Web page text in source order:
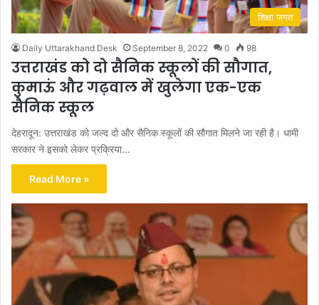
शिक्षा जगत
Daily Uttarakhand Desk September 8, 2022 0 98
उत्तराखंड को दो सैनिक स्कूलों की सौगात,
कुमाऊं और गढ़वाल में खुलेगा एक-एक
सैनिक स्कूल
देहरादून: उत्तराखंड को जल्द दो और सैनिक स्कूलों की सौगात मिलने जा रही है। धामी
सरकार ने इसको लेकर प्रक्रिया…
Read More »